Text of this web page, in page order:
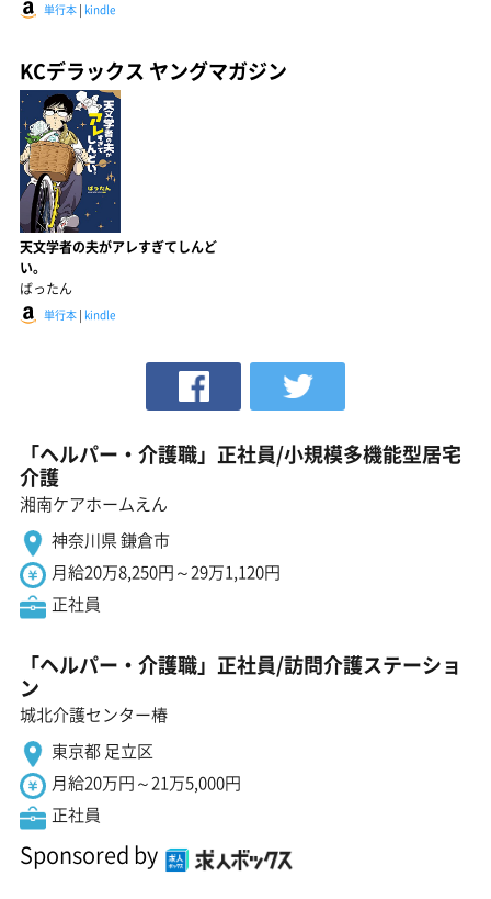
単行本 | kindle
KCデラックス ヤングマガジン
天文学者の夫がアレすぎてしんど
い。
ばったん
単行本 | kindle
「ヘルパー・介護職」正社員/小規模多機能型居宅
介護
湘南ケアホームえん
神奈川県 鎌倉市
月給20万8,250円～29万1,120円
正社員
「ヘルパー・介護職」正社員/訪問介護ステーショ
ン
城北介護センター椿
東京都 足立区
月給20万円～21万5,000円
正社員
Sponsored by